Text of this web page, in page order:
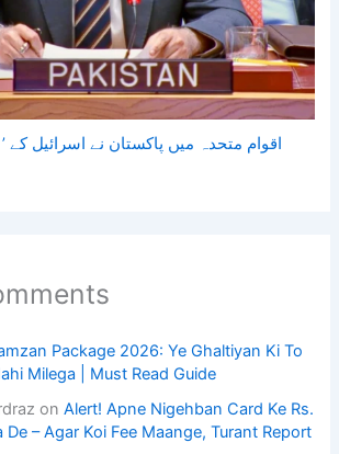
اقوام متحدہ میں پاکستان نے اسرائیل کے
Package 2026: Ye Ghaltiyan Ki To
Milega | Must Read Guide
onAlert! Apne Nigehban Card Ke Rs.
De – Agar Koi Fee Maange, Turant Report